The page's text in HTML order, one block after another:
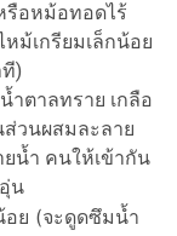
รือหม้อทอดไร้
ม้เกรียมเล็กน้อย
)
ตาลทราย เกลือ
ส่วนผสมละลาย
น้ำ คนให้เข้ากัน
น
อย (จะดูดซึมน้ำ